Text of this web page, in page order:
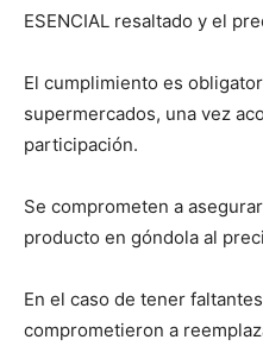
ESENCIAL resaltado y el
El cumplimiento es
supermercados, una vez
participación.
Se comprometen a
producto en góndola al
En el caso de tener
comprometieron a